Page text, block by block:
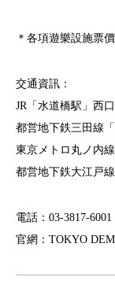
＊各項遊樂設施票
交通資訊：
JR「水道橋駅」西口
都営地下鉄三田線
東京メトロ丸ノ内
都営地下鉄大江戸
電話：03-3817-6001
官網：TOKYO